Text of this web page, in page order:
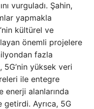
vurguladı. Şahin,
yapmakla
kültürel ve
önemli projelere
fazla
5G’nin yüksek veri
ile entegre
enerji alanlarında
getirdi. Ayrıca, 5G